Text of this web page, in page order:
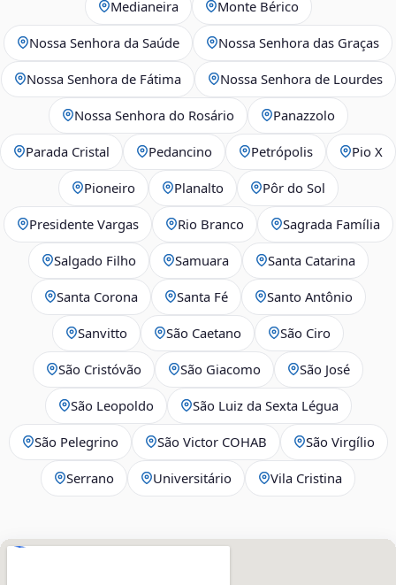
Medianeira Monte Bérico
Nossa Senhora da Saúde Nossa Senhora das Graças
Nossa Senhora de Fátima Nossa Senhora de Lourdes
Nossa Senhora do Rosário Panazzolo
Parada Cristal Pedancino Petrópolis Pio X
Pioneiro Planalto Pôr do Sol
Presidente Vargas Rio Branco Sagrada Família
Salgado Filho Samuara Santa Catarina
Santa Corona Santa Fé Santo Antônio
Sanvitto São Caetano São Ciro
São Cristóvão São Giacomo São José
São Leopoldo São Luiz da Sexta Légua
São Pelegrino São Victor COHAB São Virgílio
Serrano Universitário Vila Cristina